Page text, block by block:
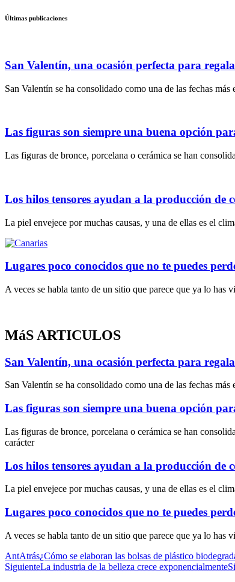
Últimas publicaciones
San Valentín, una ocasión perfecta para
San Valentín se ha consolidado como una de las fechas
Las figuras son siempre una buena opción
Las figuras de bronce, porcelana o cerámica se han
Los hilos tensores ayudan a la producción de
La piel envejece por muchas causas, y una de ellas es el
Lugares poco conocidos que no te puedes
A veces se habla tanto de un sitio que parece que ya lo has
MáS ARTICULOS
San Valentín, una ocasión perfecta para
San Valentín se ha consolidado como una de las fechas
Las figuras son siempre una buena opción
Las figuras de bronce, porcelana o cerámica se han
carácter
Los hilos tensores ayudan a la producción de
La piel envejece por muchas causas, y una de ellas es el
Lugares poco conocidos que no te puedes
A veces se habla tanto de un sitio que parece que ya lo has
AntAtrás¿Cómo se elaboran las bolsas de plástico
SiguienteLa industria de la belleza crece exponencialmente